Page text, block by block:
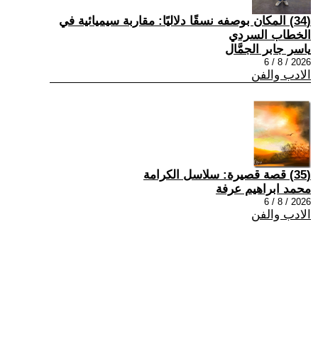
(34) المكان بوصفه نسقًا دلاليًا: مقاربة سيميائية في
الخطاب السردي
ياسر جابر الجمَّال
2026 / 8 / 6
الادب والفن
(35) قصة قصيرة: سلاسل الكرامة
محمد ابراهيم عرفة
2026 / 8 / 6
الادب والفن